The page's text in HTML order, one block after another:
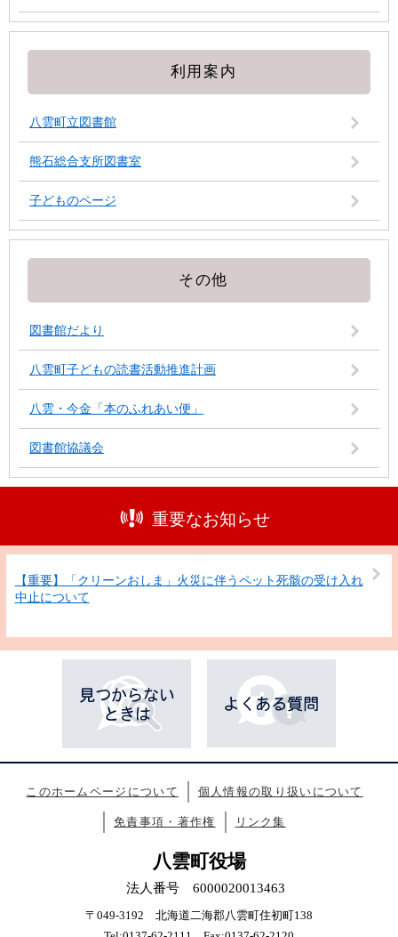
利用案内
八雲町立図書館
熊石総合支所図書室
子どものページ
その他
図書館だより
八雲町子どもの読書活動推進計画
八雲・今金「本のふれあい便」
図書館協議会
重要なお知らせ
【重要】「クリーンおしま」火災に伴うペット死骸の受け入れ
中止について
このホームページについて 個人情報の取り扱いについて
免責事項・著作権 リンク集
八雲町役場
法人番号 6000020013463
〒049-3192 北海道二海郡八雲町住初町138